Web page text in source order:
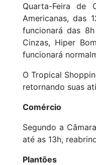
Quarta-Feira de
Americanas, das
funcionará das
Cinzas, Hiper
funcionará
O Tropical
retornando suas
Comércio
Segundo a
até as 13h,
Plantões